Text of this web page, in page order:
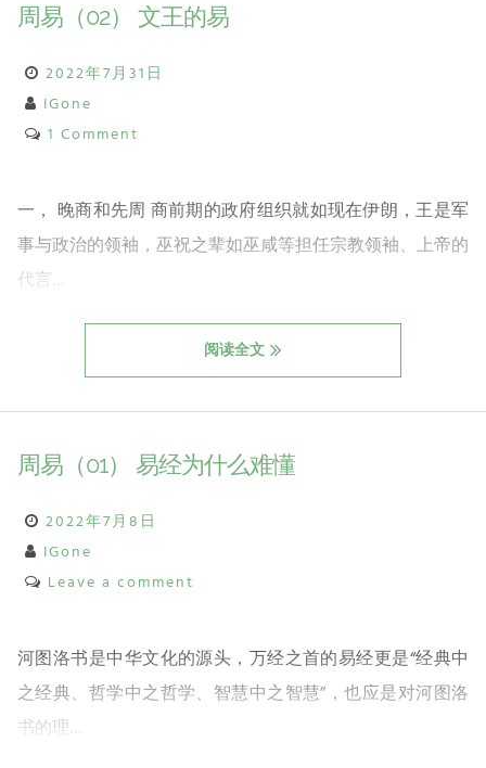
周易（02） 文王的易
2022年7月31日
IGone
1 Comment
一， 晚商和先周 商前期的政府组织就如现在伊朗，王是军
事与政治的领袖，巫祝之辈如巫咸等担任宗教领袖、上帝的
代言…
阅读全文
周易（01） 易经为什么难懂
2022年7月8日
IGone
Leave a comment
河图洛书是中华文化的源头，万经之首的易经更是“经典中
之经典、哲学中之哲学、智慧中之智慧”，也应是对河图洛
书的理…